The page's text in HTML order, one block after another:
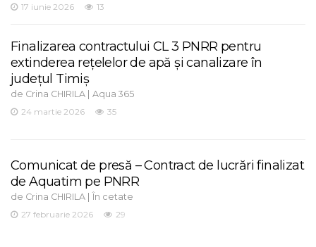
17 iunie 2026
13
Finalizarea contractului CL 3 PNRR pentru
extinderea rețelelor de apă și canalizare în
județul Timiș
de Crina CHIRILA | Aqua 365
24 martie 2026
35
Comunicat de presă – Contract de lucrări finalizat
de Aquatim pe PNRR
de Crina CHIRILA | În cetate
27 februarie 2026
29